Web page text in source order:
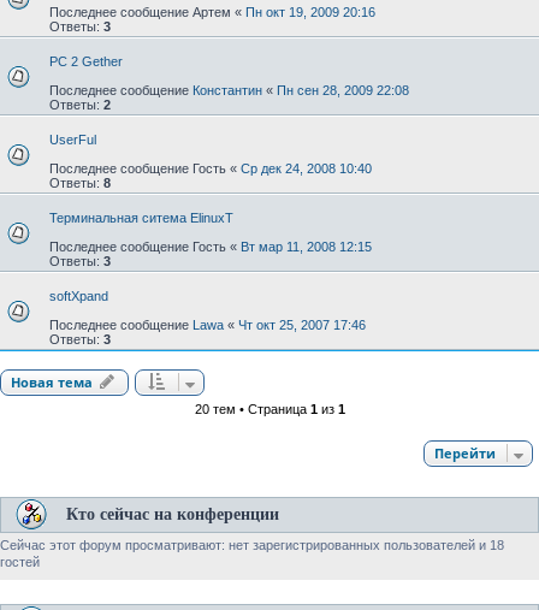
Последнее сообщение Артем « Пн окт 19, 2009 20:16
Ответы: 3
PC 2 Gether
Последнее сообщение Константин « Пн сен 28, 2009 22:08
Ответы: 2
UserFul
Последнее сообщение Гость « Ср дек 24, 2008 10:40
Ответы: 8
Терминальная ситема ElinuxT
Последнее сообщение Гость « Вт мар 11, 2008 12:15
Ответы: 3
softXpand
Последнее сообщение Lawa « Чт окт 25, 2007 17:46
Ответы: 3
Новая тема
20 тем • Страница 1из 1
Перейти
Кто сейчас на конференции
Сейчас этот форум просматривают: нет зарегистрированных пользователей и 18
гостей